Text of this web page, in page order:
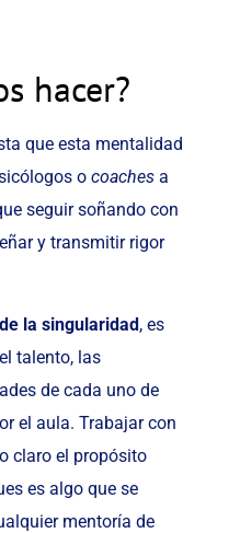
hacer?
que esta mentalidad
o coaches a
seguir soñando con
y transmitir rigor
la singularidad, es
talento, las
de cada uno de
el aula. Trabajar con
claro el propósito
es algo que se
mentoría de